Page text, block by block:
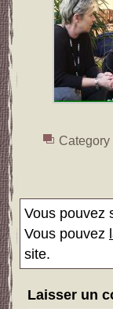
Category
Vous pouvez
Vous pouvez
site.
Laisser un